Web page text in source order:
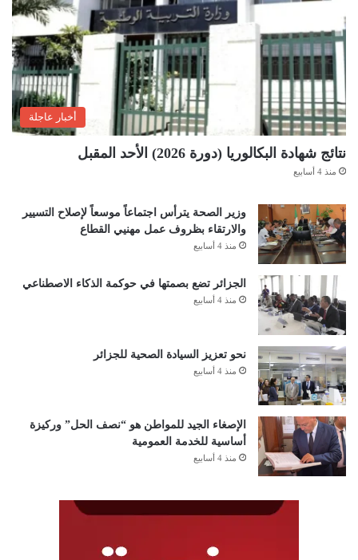
أخبار عاجلة
نتائج شهادة البكالوريا (دورة 2026) الأحد المقبل
منذ 4 أسابيع
وزير الصحة يترأس اجتماعاً موسعاً لإصلاح التسيير
والارتقاء بظروف عمل مهنيي القطاع
منذ 4 أسابيع
الجزائر تضع بصمتها في حوكمة الذكاء الاصطناعي
منذ 4 أسابيع
نحو تعزيز السيادة الصحية للجزائر
منذ 4 أسابيع
الإصغاء الجيد للمواطن هو “نصف الحل” وركيزة
أساسية للخدمة العمومية
منذ 4 أسابيع